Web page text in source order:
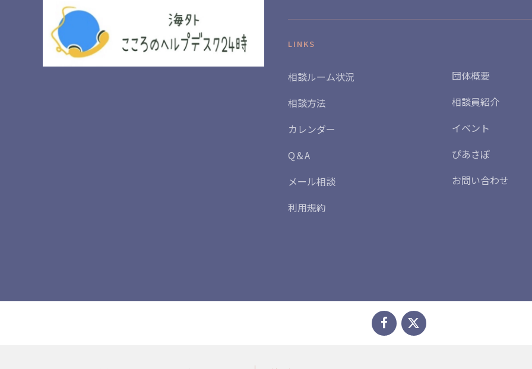
LINKS
相談ルーム状況
相談方法
カレンダー
Q＆A
メール相談
利用規約
団体概要
相談員紹介
イベント
ぴあさぽ
お問い合わせ